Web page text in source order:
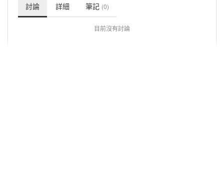
討論 詳細 筆記 (0)
目前沒有討論